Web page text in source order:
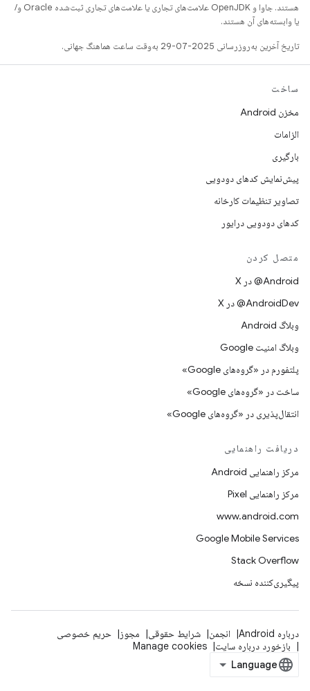
هستند. جاوا و OpenJDK علامت‌های تجاری یا علامت‌های تجاری ثبت‌شده Oracle و/
یا وابسته‌های آن هستند.
تاریخ آخرین به‌روزرسانی 2025-07-29 به‌وقت ساعت هماهنگ جهانی.
ساخت
مخزن Android
الزامات
بارگیری
پیش‌نمایش کدهای دودویی
تصاویر تنظیمات کارخانه
کدهای دودویی درایور
متصل کردن
‫‎@Android در X
‫‎@AndroidDev در X
وبلاگ Android
وبلاگ امنیت Google
پلتفورم در «گروه‌های Google»
ساخت در «گروه‌های Google»
انتقال‌پذیری در «گروه‌های Google»
دریافت راهنمایی
مرکز راهنمایی Android
مرکز راهنمایی Pixel
www.android.com
Google Mobile Services
Stack Overflow
پیگیری‌کننده نسخه
درباره Android انجمن شرایط حقوقی مجوز
حریم خصوصی
بازخورد درباره سایت
Manage cookies